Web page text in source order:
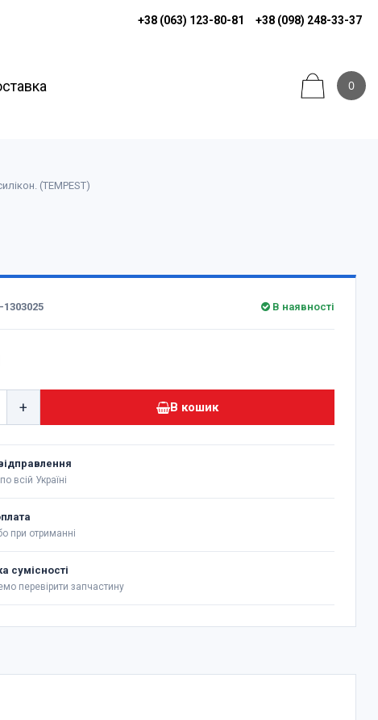
+38 (063) 123-80-81 +38 (098) 248-33-37
0
(TEMPEST)
1303025 В наявності
+ В кошик
всій Україні
при отриманні
сумісності
перевірити запчастину